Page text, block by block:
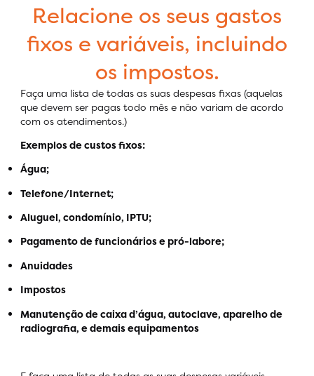
Relacione os seus gastos
fixos e variáveis, incluindo
os impostos.
Faça uma lista de todas as suas despesas fixas (aquelas
que devem ser pagas todo mês e não variam de acordo
com os atendimentos.)
Exemplos de custos fixos:
Água;
Telefone/Internet;
Aluguel, condomínio, IPTU;
Pagamento de funcionários e pró-labore;
Anuidades
Impostos
Manutenção de caixa d’água, autoclave, aparelho de
radiografia, e demais equipamentos